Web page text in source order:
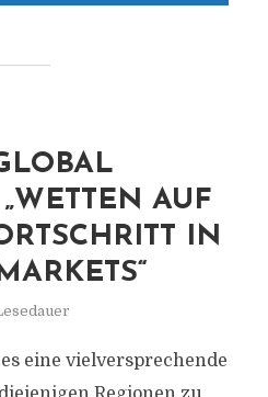
AUF
IN
eine vielversprechende